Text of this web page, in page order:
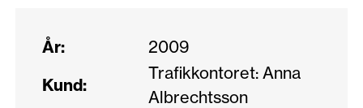
År:
2009
Kund:
Trafikkontoret: Anna
Albrechtsson